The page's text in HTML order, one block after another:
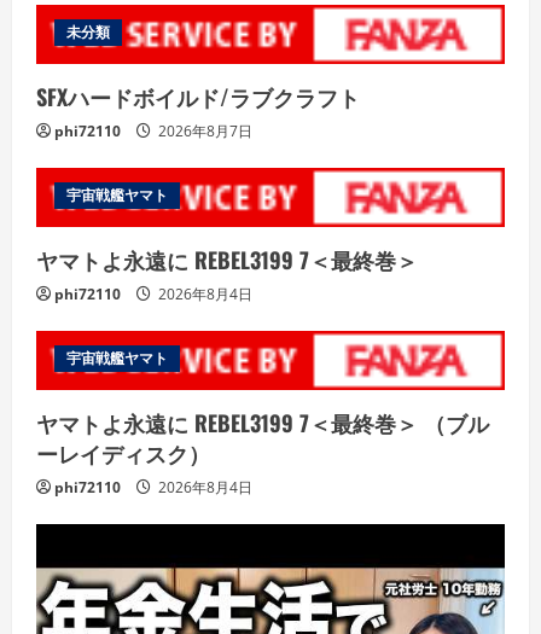
未分類
SFXハードボイルド/ラブクラフト
phi72110 2026年8月7日
宇宙戦艦ヤマト
ヤマトよ永遠に REBEL3199 7＜最終巻＞
phi72110 2026年8月4日
宇宙戦艦ヤマト
ヤマトよ永遠に REBEL3199 7＜最終巻＞ （ブル
ーレイディスク）
phi72110 2026年8月4日